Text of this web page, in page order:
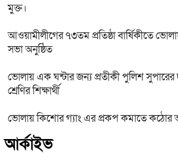
মুক্ত।
আওয়ামীলীগের ৭৩তম প্রতিষ্ঠা বার্ষিকীতে
সভা অনুষ্ঠিত
ভোলায় এক ঘন্টার জন্য প্রতীকী পুলিশ সুপারের
শ্রেণির শিক্ষার্থী
ভোলায় কিশোর গ্যাং এর প্রকপ কমাতে কঠোর
আর্কাইভ